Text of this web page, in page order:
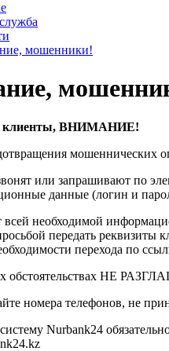
мошенники!
клиенты, ВНИМАНИЕ!
мошеннических
или запрашивают по
данные (логин и
всей необходимой
передать
перехода по
обстоятельствах НЕ
номера телефонов, не
Nurbank24